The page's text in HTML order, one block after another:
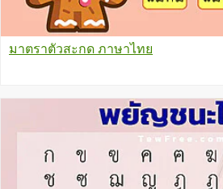
มาตราตัวสะกด ภาษาไทย